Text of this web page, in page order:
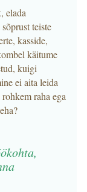
elada
teiste
kasside,
käitume
kuigi
ei aita leida
raha ega